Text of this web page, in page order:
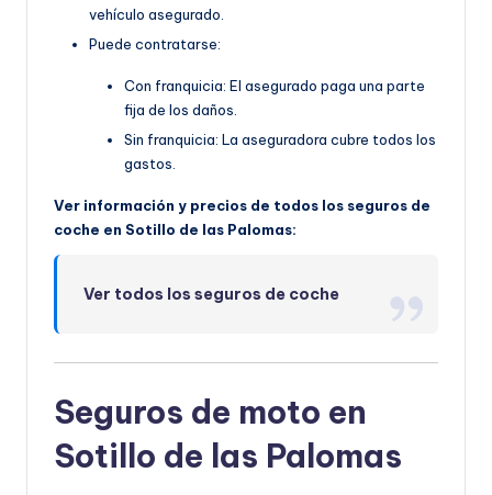
vehículo asegurado.
Puede contratarse:
Con franquicia: El asegurado paga una parte
fija de los daños.
Sin franquicia: La aseguradora cubre todos los
gastos.
Ver información y precios de todos los seguros de
coche en Sotillo de las Palomas:
Ver todos los seguros de coche
Seguros de moto en
Sotillo de las Palomas